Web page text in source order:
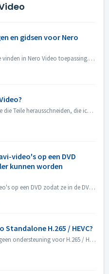
en gidsen voor Nero
Nero Video Handleiding kun je vinden in Nero Video toepassing. Open Nero Video, klik op KnowHow in de rechter bovenhoek. In het drop down menu, klik op Down...
Ich habe ein Video. Ich möchte die Teile herausschneiden, die ich nicht benötige, was soll ich tun? Im Express-Modus: 1. Öffnen Sie Nero Video, ziehen Sie d...
video's op een DVD
kunnen worden
Hoe brand ik .mp4- of .avi-video's op een DVD zodat ze in de DVD-speler kunnen worden afgespeeld? Als u een dvd wilt maken die op een dvd-speler kan wo...
H.265 / HEVC?
Nero Video Standalone biedt geen ondersteuning voor H.265 / HEVC-decodering. H.265 / HEVC-decodering is alleen beschikbaar in Nero Platinum Suite.